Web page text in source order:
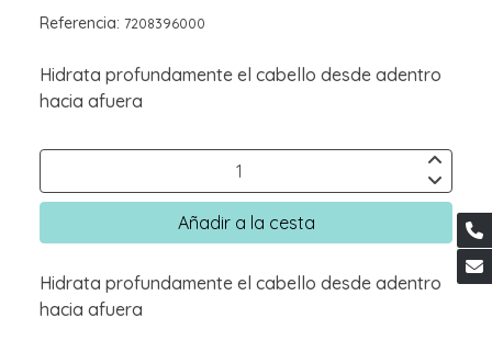
Referencia: 7208396000
Hidrata profundamente el cabello desde adentro
hacia afuera
Añadir a la cesta
Hidrata profundamente el cabello desde adentro
hacia afuera